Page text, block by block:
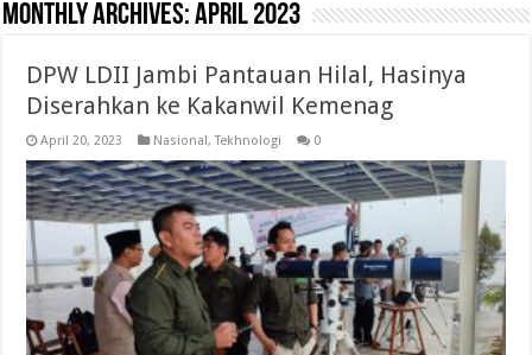
Monthly Archives:April 2023
DPW LDII Jambi Pantauan Hilal, Hasinya
Diserahkan ke Kakanwil Kemenag
April 20, 2023 Nasional,Tekhnologi 0